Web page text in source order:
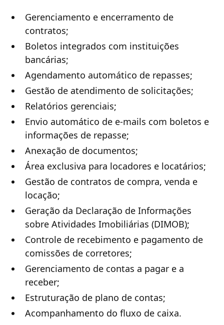
Gerenciamento e encerramento de
contratos;
Boletos integrados com instituições
bancárias;
Agendamento automático de repasses;
Gestão de atendimento de solicitações;
Relatórios gerenciais;
Envio automático de e-mails com boletos e
informações de repasse;
Anexação de documentos;
Área exclusiva para locadores e locatários;
Gestão de contratos de compra, venda e
locação;
Geração da Declaração de Informações
sobre Atividades Imobiliárias (DIMOB);
Controle de recebimento e pagamento de
comissões de corretores;
Gerenciamento de contas a pagar e a
receber;
Estruturação de plano de contas;
Acompanhamento do fluxo de caixa.